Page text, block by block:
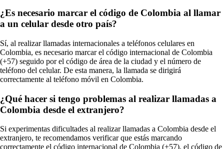
¿Es necesario marcar el código de Colombia al llamar
a un celular desde otro país?
Sí, al realizar llamadas internacionales a teléfonos celulares en
Colombia, es necesario marcar el código internacional de Colombia
(+57) seguido por el código de área de la ciudad y el número de
teléfono del celular. De esta manera, la llamada se dirigirá
correctamente al teléfono móvil en Colombia.
¿Qué hacer si tengo problemas al realizar llamadas a
Colombia desde el extranjero?
Si experimentas dificultades al realizar llamadas a Colombia desde el
extranjero, te recomendamos verificar que estás marcando
correctamente el código internacional de Colombia (+57), el código de